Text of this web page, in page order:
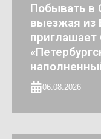
Побывать в
выезжая из
приглашает
06.08.2026